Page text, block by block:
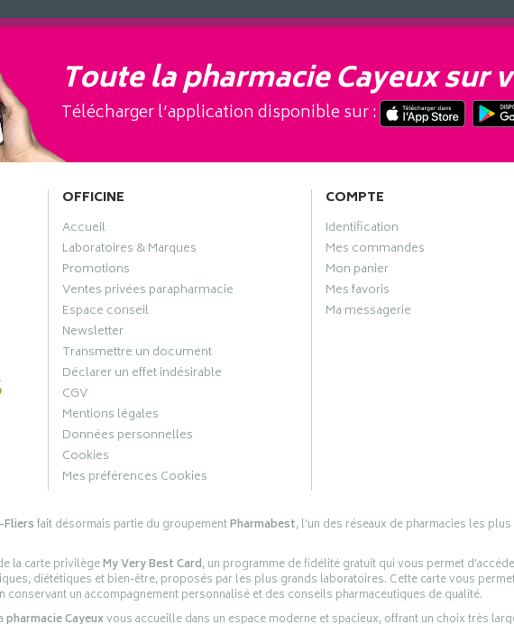
Toute la pharmacie Cayeux sur
Télécharger l’application disponible sur :
OFFICINE
Accueil
Laboratoires & Marques
Promotions
Ventes privées parapharmacie
Espace conseil
Newsletter
Transmettre un document
Déclarer un effet indésirable
CGV
Mentions légales
Données personnelles
Cookies
Mes préférences Cookies
COMPTE
Identification
Mes commandes
Mon panier
Mes favoris
Ma messagerie
Fliersfait désormais partie du groupementPharmabest, l’un des réseaux de pharmacies les
la carte privilègeMy Very Best Card, un programme de fidélité gratuit qui vous permet
diététiques et bien-être, proposés par les plus grands laboratoires. Cette carte vous
conservant un accompagnement personnalisé et des conseils pharmaceutiques de qualité.
pharmacie Cayeuxvous accueille dans un espace moderne et spacieux, offrant un choix très